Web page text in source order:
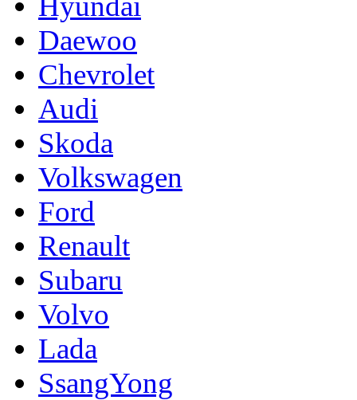
Daewoo
Chevrolet
Audi
Skoda
Volkswagen
Ford
Renault
Subaru
Volvo
Lada
SsangYong